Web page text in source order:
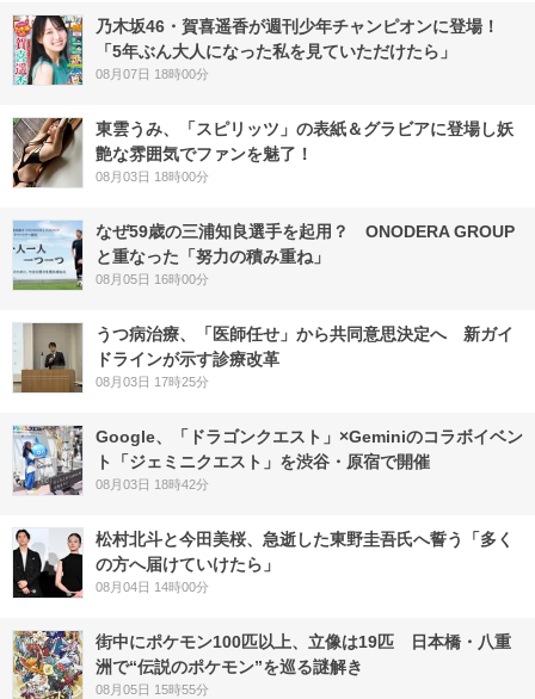
乃木坂46・賀喜遥香が週刊少年チャンピオンに登場！
「5年ぶん大人になった私を見ていただけたら」
08月07日 18時00分
東雲うみ、「スピリッツ」の表紙＆グラビアに登場し妖
艶な雰囲気でファンを魅了！
08月03日 18時00分
なぜ59歳の三浦知良選手を起用？ ONODERA GROUP
と重なった「努力の積み重ね」
08月05日 16時00分
うつ病治療、「医師任せ」から共同意思決定へ 新ガイ
ドラインが示す診療改革
08月03日 17時25分
Google、「ドラゴンクエスト」×Geminiのコラボイベン
ト「ジェミニクエスト」を渋谷・原宿で開催
08月03日 18時42分
松村北斗と今田美桜、急逝した東野圭吾氏へ誓う「多く
の方へ届けていけたら」
08月04日 14時00分
街中にポケモン100匹以上、立像は19匹 日本橋・八重
洲で“伝説のポケモン”を巡る謎解き
08月05日 15時55分